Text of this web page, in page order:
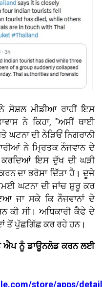
ਸੋਸ਼ਲ ਮੀਡੀਆ ਰਾਹੀਂ ਇਸ
ਨੇ ਕਿਹਾ, "ਅਸੀਂ ਥਾਈ
ਦੀ ਨੇੜਿਓਂ ਨਿਗਰਾਨੀ
ਨੇ ਮ੍ਰਿਤਕ ਨੌਜਵਾਨ ਦੇ
ਕਰਦਿਆਂ ਇਸ ਦੁੱਖ ਦੀ ਘੜੀ
ਦਾ ਭਰੋਸਾ ਦਿੱਤਾ ਹੈ। ਦੂਜੇ
ਘਟਨਾ ਦੀ ਜਾਂਚ ਸ਼ੁਰੂ ਕਰ
ਜਾ ਸਕੇ ਕਿ ਨੌਜਵਾਨਾਂ ਦੇ
ਕੀ ਸੀ। ਅਧਿਕਾਰੀ ਕੈਫੇ ਦੇ
ਤੋਂ ਪੁੱਛਗਿੱਛ ਕਰ ਰਹੇ ਹਨ।
ਐਪ ਨੂੰ ਡਾਊਨਲੋਡ ਕਰਨ ਲਈ
store/apps/